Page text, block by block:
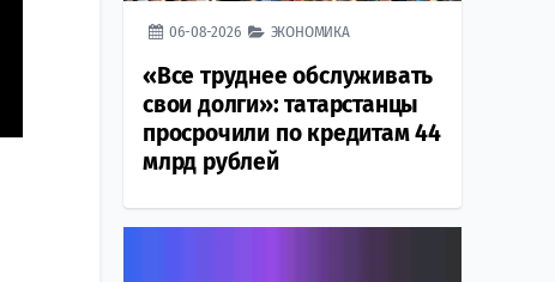
06-08-2026 ЭКОНОМИКА
«Все труднее обслуживать
свои долги»: татарстанцы
просрочили по кредитам 44
млрд рублей